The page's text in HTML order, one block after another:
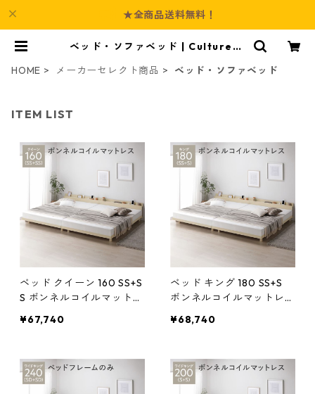
★全商品送料無料！
ベッド・ソファベッド | Culture-B
HOME
メーカーセレクト商品 ベッド・ソファベッド
ITEM LIST
ベッド クイーン 160 SS+S
S ボンネルコイルマットレ
宮棚付 棚付 コンセント付
通気性 頑丈 すのこベッド
連結ベッド ベッドフレー
ム ローベッド フロアベッ
¥67,740
ベッド キング 180 SS+S
ボンネルコイルマットレス
棚付 棚付 コンセント付 高
気性 頑丈 すのこベッド 連
結ベッド ベッドフレーム
ローベッド フロアベッド
¥68,740